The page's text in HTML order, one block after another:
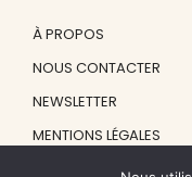
À PROPOS
NOUS CONTACTER
NEWSLETTER
MENTIONS LÉGALES